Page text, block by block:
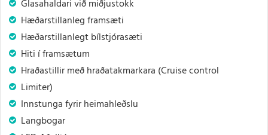
Glasahaldari við miðjustokk
Hæðarstillanleg framsæti
Hæðarstillanlegt bílstjórasæti
Hiti í framsætum
Hraðastillir með hraðatakmarkara (Cruise control
Limiter)
Innstunga fyrir heimahleðslu
Langbogar